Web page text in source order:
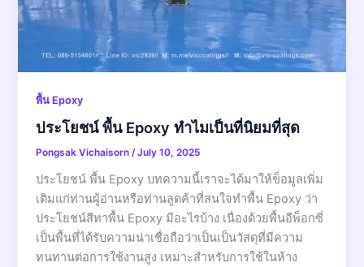
พื้น Epoxy
ประโยชน์ พื้น Epoxy ทำไมเป็นที่นิยมที่สุด
Pongsak Vichaisorn/July 10, 2025
ประโยชน์ พื้น Epoxy บทความนี้เราจะได้มาให้ข็อมูลเพิ่ม
เติมแก่ท่านผู้อ่านหรือท่านลูดค้าที่สนใจทำพื้น Epoxy ว่า
ประโยชน์สีทาพื้น Epoxy มีอะไรบ้าง เนื่องด้วยพื้นอีพ็อกซี่
เป็นพื้นที่ได้รับความน่าเชื่อถือว่าเป็นเป็นวัสดุที่มีความ
ทนทานต่อการใช้งานสูง เหมาะสำหรับการใช้ในห้าง